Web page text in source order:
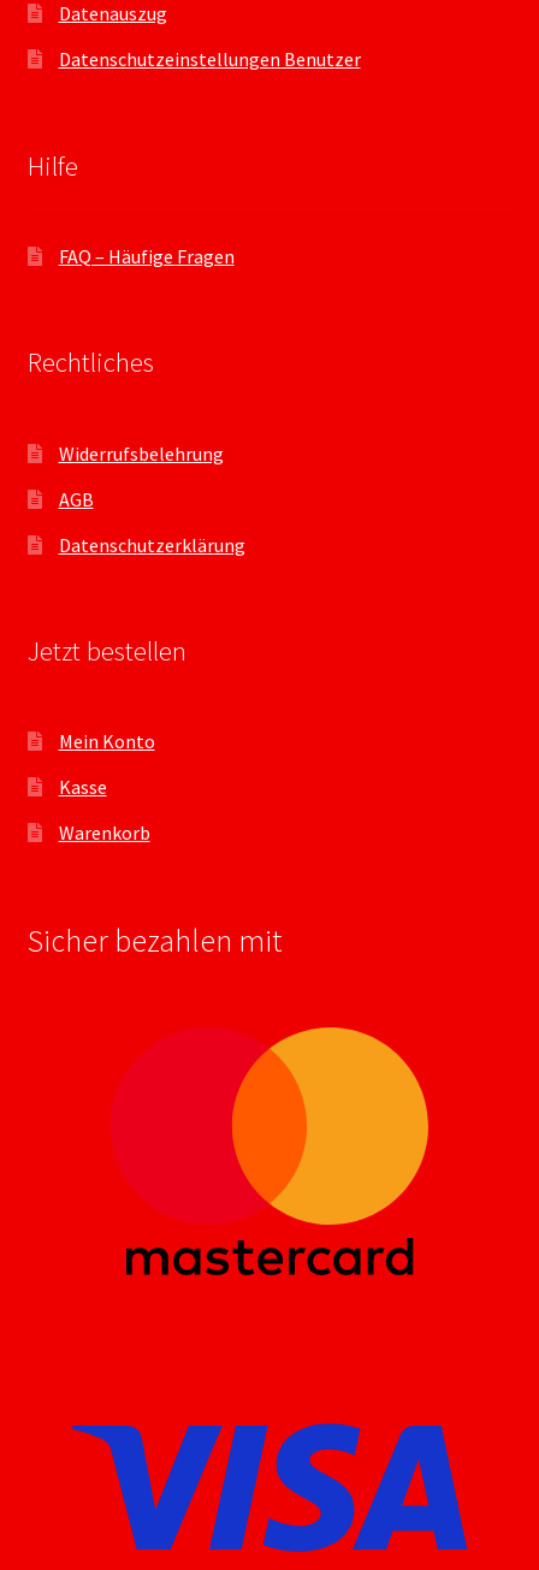
Datenauszug
Datenschutzeinstellungen Benutzer
Hilfe
FAQ – Häufige Fragen
Rechtliches
Widerrufsbelehrung
AGB
Datenschutzerklärung
Jetzt bestellen
Mein Konto
Kasse
Warenkorb
Sicher bezahlen mit